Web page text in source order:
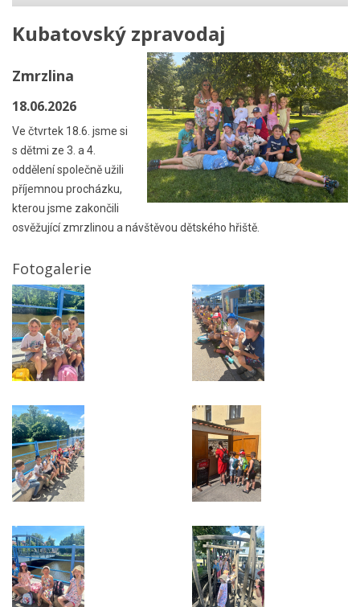
Kubatovský zpravodaj
Zmrzlina
18.06.2026
Ve čtvrtek 18.6. jsme si
s dětmi ze 3. a 4.
oddělení společně užili
příjemnou procházku,
kterou jsme zakončili
osvěžující zmrzlinou a návštěvou dětského hřiště.
Fotogalerie